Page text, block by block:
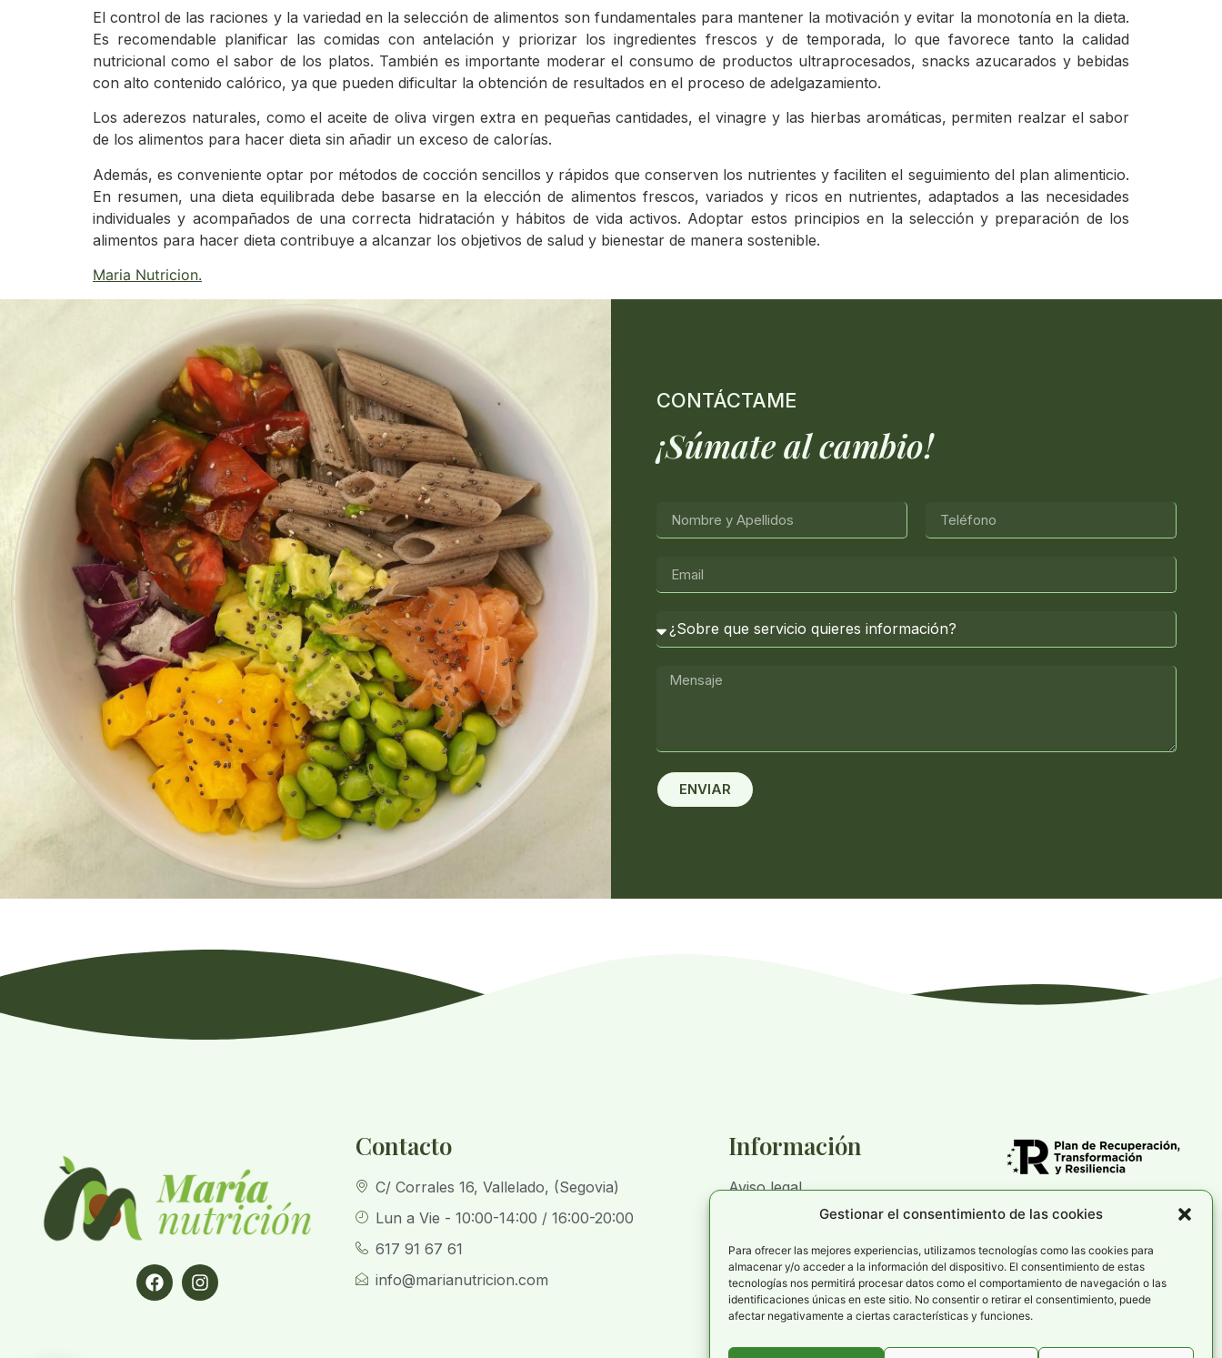
Gestionar el consentimiento de las cookies
Para ofrecer las mejores experiencias, utilizamos tecnologías como las cookies para
almacenar y/o acceder a la información del dispositivo. El consentimiento de estas
tecnologías nos permitirá procesar datos como el comportamiento de navegación o las
identificaciones únicas en este sitio. No consentir o retirar el consentimiento, puede
afectar negativamente a ciertas características y funciones.
El control de las raciones y la variedad en la selección de alimentos son fundamentales para mantener la motivación y evitar la monotonía en la dieta.
Es recomendable planificar las comidas con antelación y priorizar los ingredientes frescos y de temporada, lo que favorece tanto la calidad
nutricional como el sabor de los platos. También es importante moderar el consumo de productos ultraprocesados, snacks azucarados y bebidas
con alto contenido calórico, ya que pueden dificultar la obtención de resultados en el proceso de adelgazamiento.
Los aderezos naturales, como el aceite de oliva virgen extra en pequeñas cantidades, el vinagre y las hierbas aromáticas, permiten realzar el sabor
de los alimentos para hacer dieta sin añadir un exceso de calorías.
Además, es conveniente optar por métodos de cocción sencillos y rápidos que conserven los nutrientes y faciliten el seguimiento del plan alimenticio.
En resumen, una dieta equilibrada debe basarse en la elección de alimentos frescos, variados y ricos en nutrientes, adaptados a las necesidades
individuales y acompañados de una correcta hidratación y hábitos de vida activos. Adoptar estos principios en la selección y preparación de los
alimentos para hacer dieta contribuye a alcanzar los objetivos de salud y bienestar de manera sostenible.
Maria Nutricion.
CONTÁCTAME
¡Súmate al cambio!
ENVIAR
Contacto
C/ Corrales 16, Vallelado, (Segovia)
Lun a Vie - 10:00-14:00 / 16:00-20:00
617 91 67 61
info@marianutricion.com
Información
Aviso legal
Política de cookies
Política de privacidad
Declaración de accesibilidad